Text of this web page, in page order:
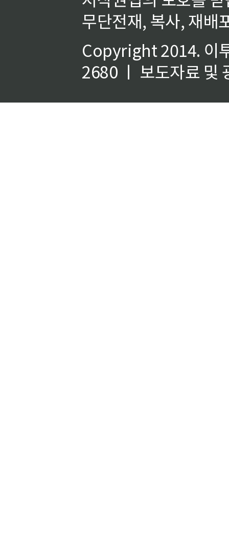
무단전재, 복사, 재배
Copyright 2014. 이
2680 ㅣ 보도자료